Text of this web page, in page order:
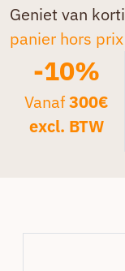
Geniet van
panier hors
-10%
Vanaf300€
excl. BTW